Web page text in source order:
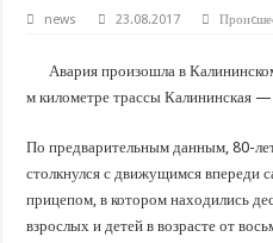
В городах и районах Кубани
news 23.08.2017
Авария произошла в
м километре трассы Калининская —
По предварительным данным, 80-
столкнулся с движущимся впереди
прицепом, в котором находились
взрослых и детей в возрасте от